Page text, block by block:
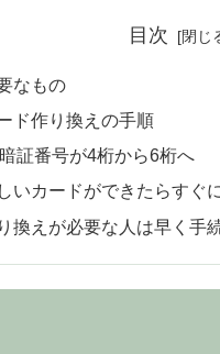
目次
なもの
ド作り換えの手順
暗証番号が4桁から6桁へ
いカードができたらすぐ
換えが必要な人は早く手